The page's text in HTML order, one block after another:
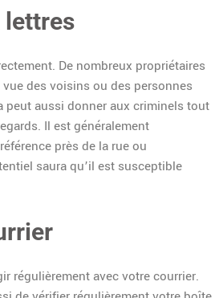
lettres
De nombreux propriétaires
des voisins ou des personnes
peut aussi donner aux criminels tout
Il est généralement
près de la rue ou
saura qu’il est susceptible
régulièrement avec votre courrier.